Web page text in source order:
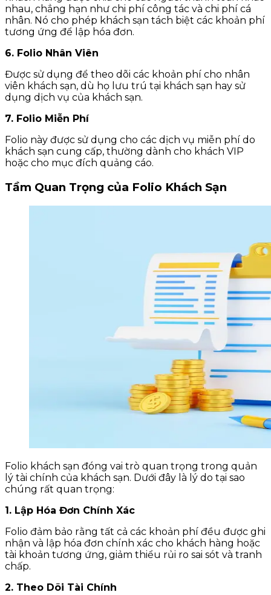
nhau, chẳng hạn như chi phí công tác và chi phí cá
nhân. Nó cho phép khách sạn tách biệt các khoản phí
tương ứng để lập hóa đơn.
6. Folio Nhân Viên
Được sử dụng để theo dõi các khoản phí cho nhân
viên khách sạn, dù họ lưu trú tại khách sạn hay sử
dụng dịch vụ của khách sạn.
7. Folio Miễn Phí
Folio này được sử dụng cho các dịch vụ miễn phí do
khách sạn cung cấp, thường dành cho khách VIP
hoặc cho mục đích quảng cáo.
Tầm Quan Trọng của Folio Khách Sạn
Folio khách sạn đóng vai trò quan trọng trong quản
lý tài chính của khách sạn. Dưới đây là lý do tại sao
chúng rất quan trọng:
1. Lập Hóa Đơn Chính Xác
Folio đảm bảo rằng tất cả các khoản phí đều được ghi
nhận và lập hóa đơn chính xác cho khách hàng hoặc
tài khoản tương ứng, giảm thiểu rủi ro sai sót và tranh
chấp.
2. Theo Dõi Tài Chính